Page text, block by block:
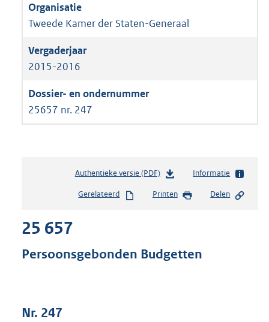
Tweede Kamer der Staten-Generaal
2015-2016
25657 nr. 247
Authentieke versie (PDF)b
s
d
s
Informatie
Gerelateerd Printen Delen
25 657
Persoonsgebonden Budgetten
Nr. 247